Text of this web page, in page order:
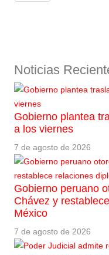
Noticias
Gobierno plantea
a los viernes
7 de agosto de 2026
Gobierno peruano
Chávez y
México
7 de agosto de 2026